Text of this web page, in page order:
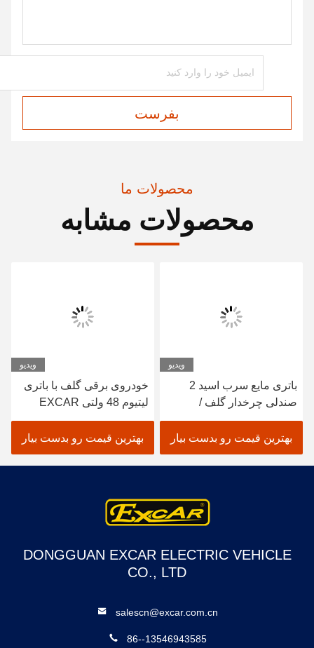
بفرست
محصولات ما
محصولات مشابه
ویدیو
باتری مایع سرب اسید 2
صندلی چرخدار گلف /
الکتریک حوضچه گلف خودرو
بهترین قیمت رو بدست بیار
ویدیو
خودروی برقی گلف با باتری
لیتیوم 48 ولتی EXCAR
A1S6+2 سفید
بهترین قیمت رو بدست بیار
DONGGUAN EXCAR ELECTRIC VEHICLE
CO., LTD
salescn@excar.com.cn
86--13546943585